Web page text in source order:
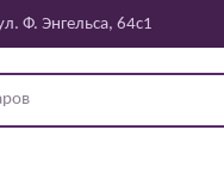
Ф. Энгельса, 64с1